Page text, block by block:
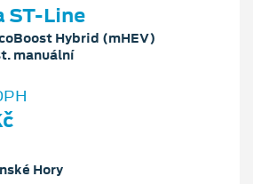
ST-Line
Hybrid (mHEV)
manuální
Hory